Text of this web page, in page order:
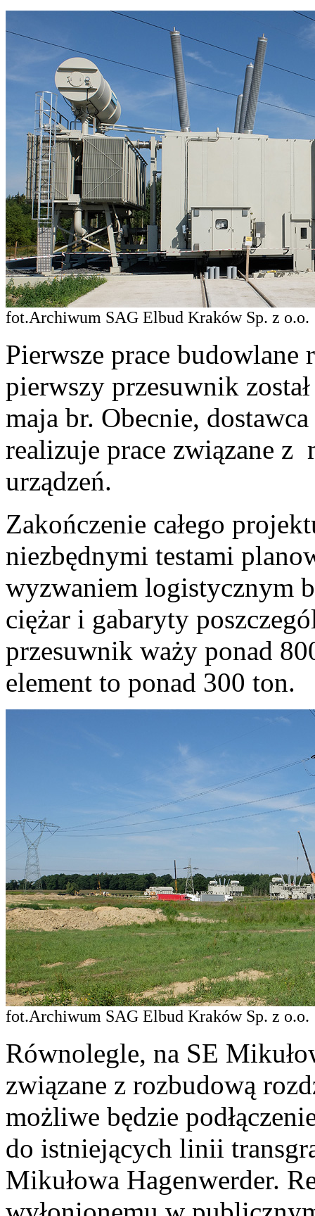
fot.Archiwum SAG Elbud Kraków Sp. z o.o.
Pierwsze prace budowlane
pierwszy przesuwnik
maja br. Obecnie,
realizuje prace związane z
urządzeń.
Zakończenie całego
niezbędnymi testami
wyzwaniem logistycznym
ciężar i gabaryty
przesuwnik waży ponad
element to ponad 300 ton.
fot.Archiwum SAG Elbud Kraków Sp. z o.o.
Równolegle, na SE
związane z rozbudową
możliwe będzie
do istniejących linii
Mikułowa Hagenwerder.